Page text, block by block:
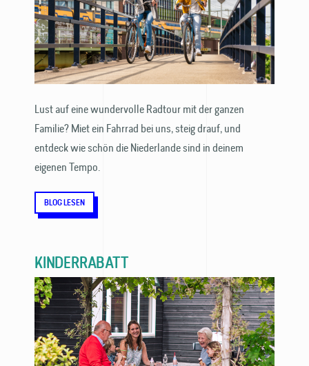
Lust auf eine wundervolle Radtour mit der ganzen
Familie? Miet ein Fahrrad bei uns, steig drauf, und
entdeck wie schön die Niederlande sind in deinem
eigenen Tempo.
BLOG LESEN
KINDERRABATT